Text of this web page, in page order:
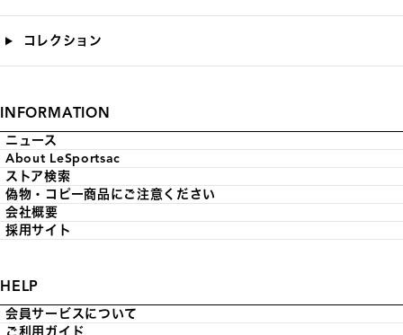
コレクション
INFORMATION
ニュース
About LeSportsac
ストア検索
偽物・コピー商品にご注意ください
会社概要
採用サイト
HELP
会員サービスについて